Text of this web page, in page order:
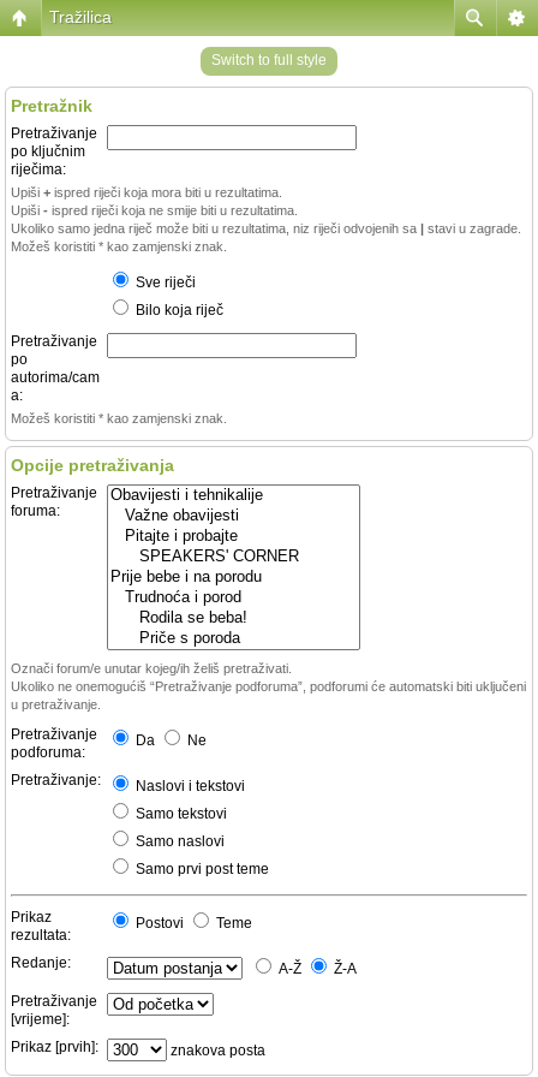
Tražilica
Switch to full style
Pretražnik
Pretraživanje
po ključnim
riječima:
Upiši + ispred riječi koja mora biti u rezultatima.
Upiši - ispred riječi koja ne smije biti u rezultatima.
Ukoliko samo jedna riječ može biti u rezultatima, niz riječi odvojenih sa | stavi u zagrade.
Možeš koristiti * kao zamjenski znak.
Sve riječi
Bilo koja riječ
Pretraživanje
po
autorima/cam
a:
Možeš koristiti * kao zamjenski znak.
Opcije pretraživanja
Pretraživanje
foruma:
Označi forum/e unutar kojeg/ih želiš pretraživati.
Ukoliko ne onemogućiš “Pretraživanje podforuma”, podforumi će automatski biti uključeni
u pretraživanje.
Pretraživanje
podforuma:
Da Ne
Pretraživanje:
Naslovi i tekstovi
Samo tekstovi
Samo naslovi
Samo prvi post teme
Prikaz
rezultata:
Postovi Teme
Redanje: A-Ž
Ž-A
Pretraživanje
[vrijeme]:
Prikaz [prvih]:
znakova posta